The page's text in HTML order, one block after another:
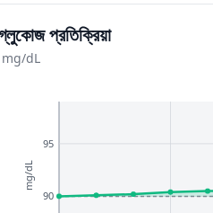
গ্লুকোজ প্রতিক্রিয়া
mg/dL
90
95
mg/dL